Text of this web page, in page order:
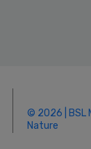
© 2026 | BSL
Nature